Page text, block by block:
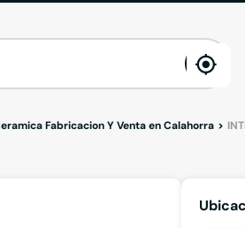
Fabricacion Y Venta en Calahorra